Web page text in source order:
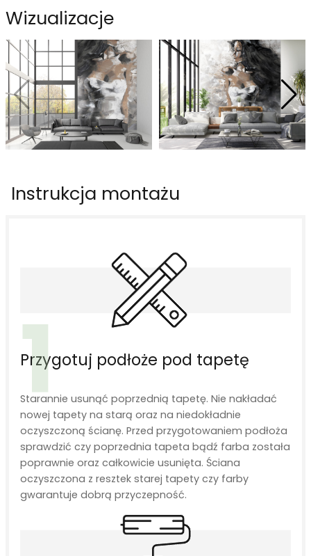
Wizualizacje
Instrukcja montażu
1
Przygotuj podłoże pod tapetę
Starannie usunąć poprzednią tapetę. Nie nakładać
nowej tapety na starą oraz na niedokładnie
oczyszczoną ścianę. Przed przygotowaniem podłoża
sprawdzić czy poprzednia tapeta bądź farba została
poprawnie oraz całkowicie usunięta. Ściana
oczyszczona z resztek starej tapety czy farby
gwarantuje dobrą przyczepność.